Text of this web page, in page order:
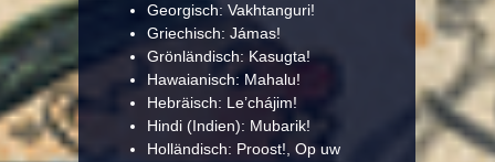
Georgisch: Vakhtanguri!
Griechisch: Jámas!
Grönländisch: Kasugta!
Hawaianisch: Mahalu!
Hebräisch: Le’chájim!
Hindi (Indien): Mubarik!
Holländisch: Proost!, Op uw